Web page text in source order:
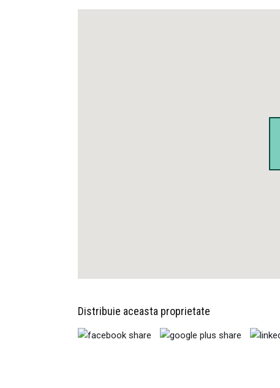
Distribuie aceasta proprietate